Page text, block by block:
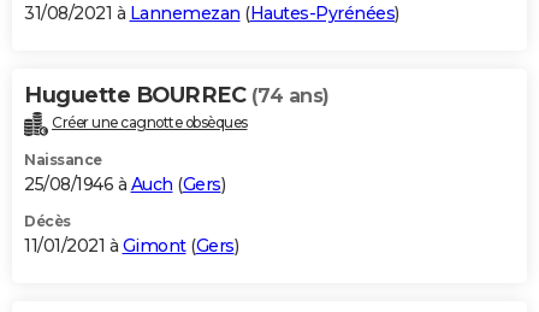
31/08/2021 à Lannemezan (Hautes-Pyrénées)
Huguette BOURREC (74 ans)
Créer une cagnotte obsèques
Naissance
25/08/1946 à Auch (Gers)
Décès
11/01/2021 à Gimont(Gers)